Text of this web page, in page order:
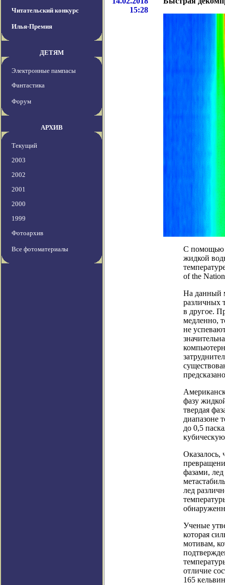
Читательский конкурс
Илья-Премия
ДЕТЯМ
Электронные пампасы
Фантастика
Форум
АРХИВ
Текущий
2003
2002
2001
2000
1999
Фотоархив
Все фотоматериалы
15:28
С помощью
жидкой
of the
На данный
различных
в другое.
медленно,
не
фазу
твердая
диапазоне
до 0,5
Оказалось,
фазами,
лед
Ученые
которая
мотивам,
отличие
165